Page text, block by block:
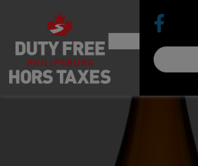
for:
search
for: